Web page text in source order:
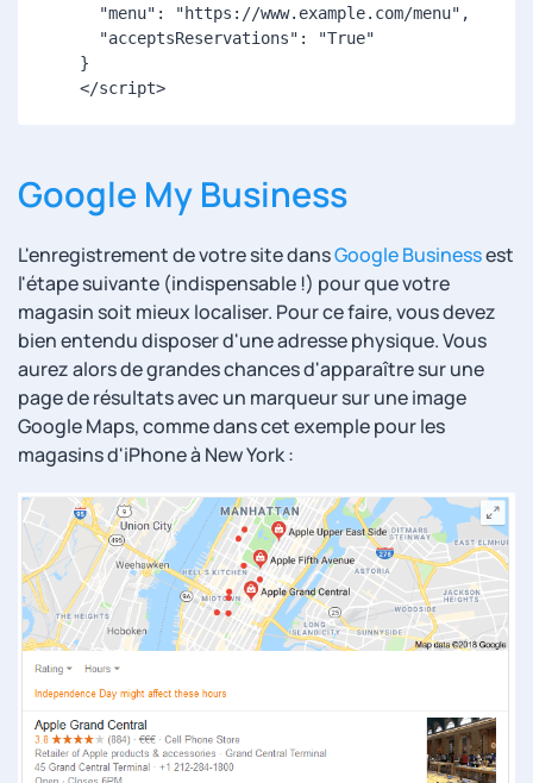
      "menu": "https://www.example.com/menu",
      "acceptsReservations": "True"
    }
    </script>
Google My Business
L'enregistrement de votre site dansGoogle Businessest
l'étape suivante (indispensable !) pour que votre
magasin soit mieux localiser. Pour ce faire, vous devez
bien entendu disposer d'une adresse physique. Vous
aurez alors de grandes chances d'apparaître sur une
page de résultats avec un marqueur sur une image
Google Maps, comme dans cet exemple pour les
magasins d'iPhone à New York :